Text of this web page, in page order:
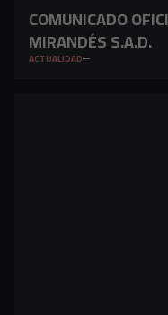
COMUNICADO
MIRANDÉS S.A.D.
ACTUALIDAD